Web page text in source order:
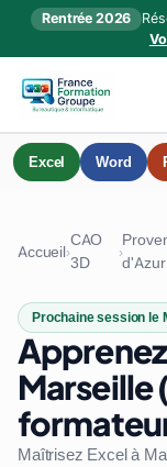
Rentrée 2026
Excel Word
Accueil›
CAO
3D
›
d'Azur
Prochaine session le
Apprenez
Marseille
Maîtrisez Excel à